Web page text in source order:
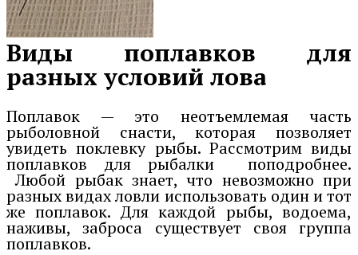
Виды поплавков для
разных условий лова
Поплавок — это неотъемлемая часть
рыболовной снасти, которая позволяет
увидеть поклевку рыбы. Рассмотрим виды
поплавков для рыбалки поподробнее.
Любой рыбак знает, что невозможно при
разных видах ловли использовать один и тот
же поплавок. Для каждой рыбы, водоема,
наживы, заброса существует своя группа
поплавков.